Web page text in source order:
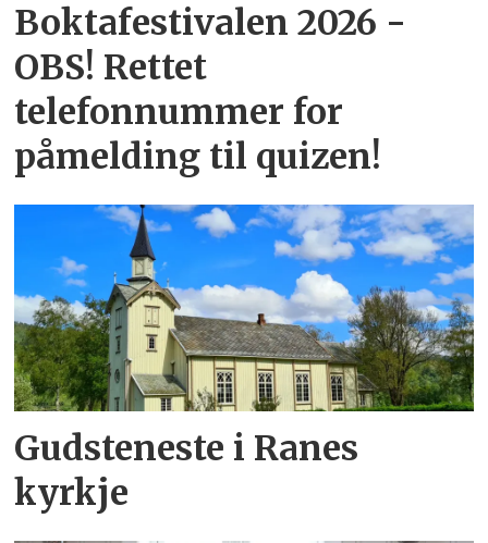
Boktafestivalen 2026 -
OBS! Rettet
telefonnummer for
påmelding til quizen!
Gudsteneste i Ranes
kyrkje